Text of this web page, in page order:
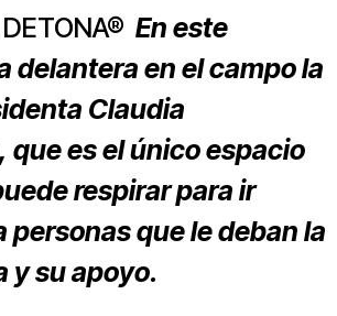
En este
delantera en el campo la
Claudia
que es el único espacio
respirar para ir
personas que le deban la
y su apoyo.